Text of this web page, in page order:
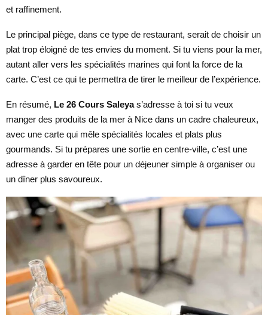
et raffinement.
Le principal piège, dans ce type de restaurant, serait de choisir un
plat trop éloigné de tes envies du moment. Si tu viens pour la mer,
autant aller vers les spécialités marines qui font la force de la
carte. C’est ce qui te permettra de tirer le meilleur de l’expérience.
En résumé, Le 26 Cours Saleyas’adresse à toi si tu veux
manger des produits de la mer à Nice dans un cadre chaleureux,
avec une carte qui mêle spécialités locales et plats plus
gourmands. Si tu prépares une sortie en centre-ville, c’est une
adresse à garder en tête pour un déjeuner simple à organiser ou
un dîner plus savoureux.